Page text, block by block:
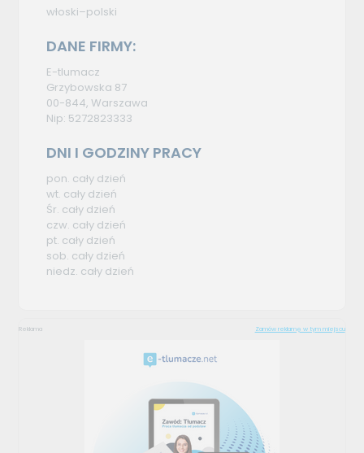
włoski–polski
DANE FIRMY:
E-tlumacz
Grzybowska 87
00-844, Warszawa
Nip: 5272823333
DNI I GODZINY PRACY
pon. cały dzień
wt. cały dzień
Śr. cały dzień
czw. cały dzień
pt. cały dzień
sob. cały dzień
niedz. cały dzień
Reklama Zamów reklamę w tym miejscu